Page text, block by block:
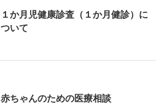
１か月児健康診査（１か月健診）に
ついて
赤ちゃんのための医療相談